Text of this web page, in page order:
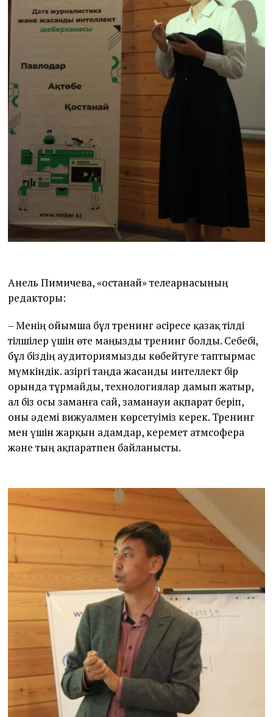
Анель Пимичева, «Қостанай» телеарнасының
редакторы:
– Менің ойымша бұл тренинг әсіресе қазақ тілді
тілшілер үшін өте маңызды тренинг болды. Себебі,
бұл біздің аудиториямызды көбейтуге таптырмас
мүмкіндік. Қазіргі таңда жасанды интеллект бір
орында тұрмайды, технологиялар дамып жатыр,
ал біз осы заманға сай, заманауи ақпарат беріп,
оны әдемі вижуалмен көрсетуіміз керек. Тренинг
мен үшін жарқын адамдар, керемет атмсофера
және тың ақпаратпен байланысты.